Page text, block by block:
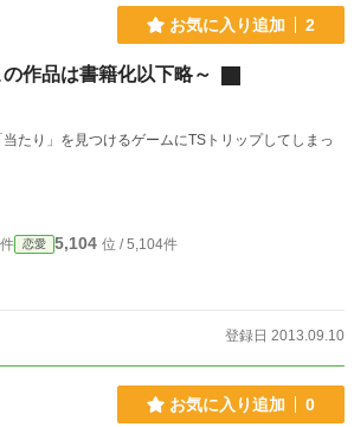
お気に入り追加 2
作品は書籍化以下略～
たり」を見つけるゲームにTSトリップしてしまっ
恋愛 5,104 位 / 5,104件
登録日 2013.09.10
お気に入り追加 0